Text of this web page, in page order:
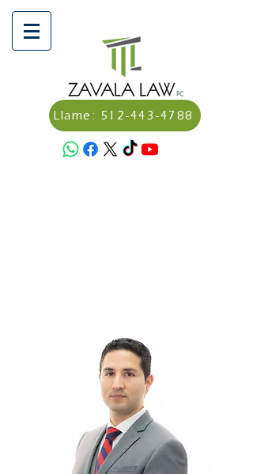
Llame: 512-443-4788